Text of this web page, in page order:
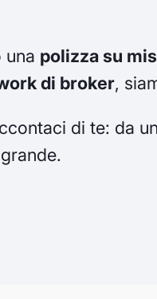
una polizza su
di broker,
di te: da